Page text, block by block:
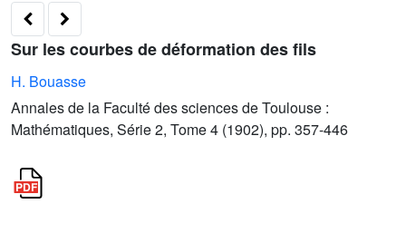
Sur les courbes de déformation des fils
H. Bouasse
Annales de la Faculté des sciences de Toulouse :
Mathématiques, Série 2, Tome 4 (1902), pp. 357-446